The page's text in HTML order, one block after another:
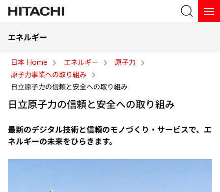
エネルギー
日本 Home エネルギー
原子力
原子力事業への取り組み
日立原子力の信頼と安全への取り組み
日立原子力の信頼と安全への取り組み
最新のデジタル技術と信頼のモノづくり・サービスで、エ
ネルギーの未来をひらきます。